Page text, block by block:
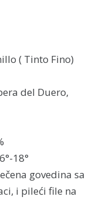
( Tinto Fino)
del Duero,
18°
govedina sa
i pileći file na